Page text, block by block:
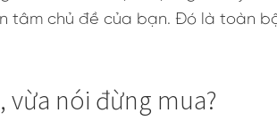
chủ đề của bạn. Đó là toàn
vừa nói đừng mua?